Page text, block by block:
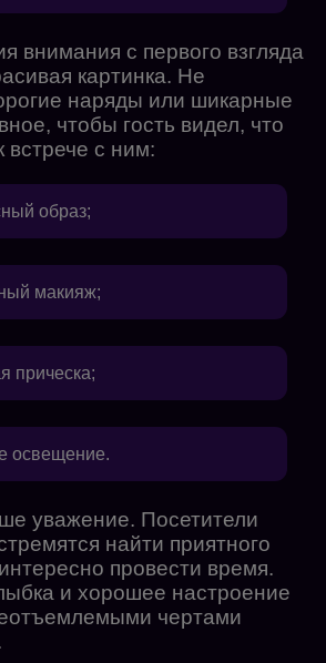
внимания с первого взгляда
картинка. Не
наряды или шикарные
чтобы гость видел, что
встрече с ним:
образ;
макияж;
прическа;
освещение.
уважение. Посетители
найти приятного
провести время.
и хорошее настроение
чертами